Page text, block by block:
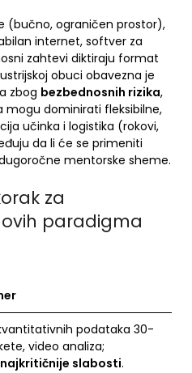
(bučno, ograničen prostor),
internet, softver za
zahtevi diktiraju format
obuci obavezna je
zbog bezbednosnih rizika,
mogu dominirati fleksibilne,
učinka i logistika (rokovi,
da li će se primeniti
mentorske sheme.
za
paradigma
podataka 30-
video analiza;
najkritičnije slabosti.